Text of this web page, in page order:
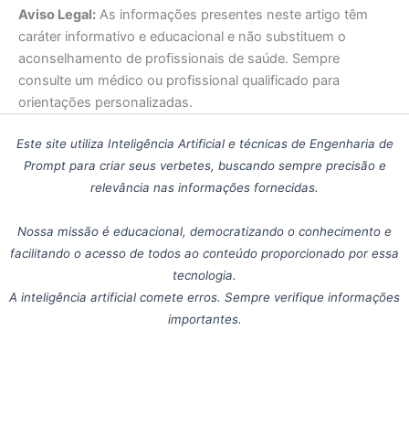
Aviso Legal: As informações presentes neste artigo têm
caráter informativo e educacional e não substituem o
aconselhamento de profissionais de saúde. Sempre
consulte um médico ou profissional qualificado para
orientações personalizadas.
Este site utiliza Inteligência Artificial e técnicas de Engenharia de
Prompt para criar seus verbetes, buscando sempre precisão e
relevância nas informações fornecidas.
Nossa missão é educacional, democratizando o conhecimento e
facilitando o acesso de todos ao conteúdo proporcionado por essa
tecnologia.
A inteligência artificial comete erros. Sempre verifique informações
importantes.